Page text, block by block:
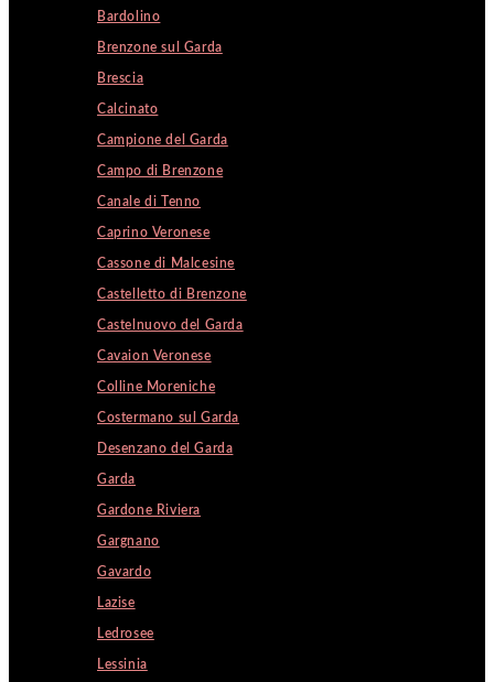
Bardolino
Brenzone sul Garda
Brescia
Calcinato
Campione del Garda
Campo di Brenzone
Canale di Tenno
Caprino Veronese
Cassone di Malcesine
Castelletto di Brenzone
Castelnuovo del Garda
Cavaion Veronese
Colline Moreniche
Costermano sul Garda
Desenzano del Garda
Garda
Gardone Riviera
Gargnano
Gavardo
Lazise
Ledrosee
Lessinia